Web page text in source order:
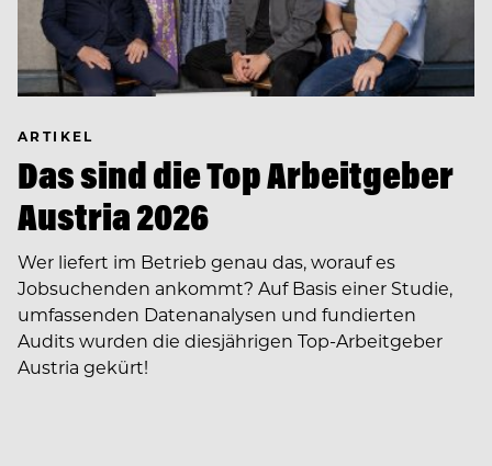
ARTIKEL
Das sind die Top Arbeitgeber
Austria 2026
Wer liefert im Betrieb genau das, worauf es
Jobsuchenden ankommt? Auf Basis einer Studie,
umfassenden Datenanalysen und fundierten
Audits wurden die diesjährigen Top-Arbeitgeber
Austria gekürt!